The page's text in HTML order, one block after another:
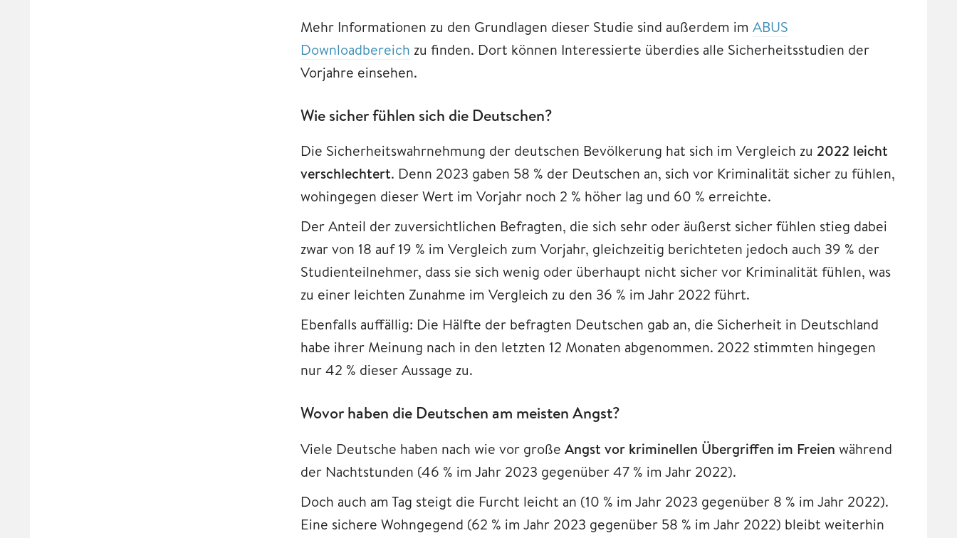
Mehr Informationen zu den Grundlagen dieser Studie sind außerdem im ABUS
Downloadbereich zu finden. Dort können Interessierte überdies alle Sicherheitsstudien der
Vorjahre einsehen.
Wie sicher fühlen sich die Deutschen?
Die Sicherheitswahrnehmung der deutschen Bevölkerung hat sich im Vergleich zu 2022 leicht
verschlechtert. Denn 2023 gaben 58 % der Deutschen an, sich vor Kriminalität sicher zu fühlen,
wohingegen dieser Wert im Vorjahr noch 2 % höher lag und 60 % erreichte.
Der Anteil der zuversichtlichen Befragten, die sich sehr oder äußerst sicher fühlen stieg dabei
zwar von 18 auf 19 % im Vergleich zum Vorjahr, gleichzeitig berichteten jedoch auch 39 % der
Studienteilnehmer, dass sie sich wenig oder überhaupt nicht sicher vor Kriminalität fühlen, was
zu einer leichten Zunahme im Vergleich zu den 36 % im Jahr 2022 führt.
Ebenfalls auffällig: Die Hälfte der befragten Deutschen gab an, die Sicherheit in Deutschland
habe ihrer Meinung nach in den letzten 12 Monaten abgenommen. 2022 stimmten hingegen
nur 42 % dieser Aussage zu.
Wovor haben die Deutschen am meisten Angst?
Viele Deutsche haben nach wie vor große Angst vor kriminellen Übergriffen im Freien während
der Nachtstunden (46 % im Jahr 2023 gegenüber 47 % im Jahr 2022).
Doch auch am Tag steigt die Furcht leicht an (10 % im Jahr 2023 gegenüber 8 % im Jahr 2022).
Eine sichere Wohngegend (62 % im Jahr 2023 gegenüber 58 % im Jahr 2022) bleibt weiterhin